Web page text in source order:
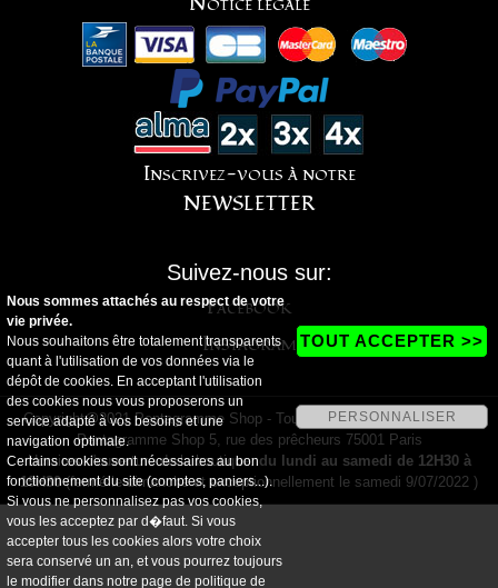
Inscrivez-vous à notre
NEWSLETTER
Suivez-nous sur:
Facebook
Instagram
Copyright@2021 Pentagramme Shop - Tous droits réservés - Magasin
Pentagramme Shop 5, rue des prêcheurs 75001 Paris
Horaires d'ouverture de la boutique:du lundi au samedi de 12H30 à
19H30(fermé le dimanche et exceptionnellement le samedi 9/07/2022 )
Nous sommes attachés au respect de votre
vie privée.
Nous souhaitons être totalement transparents
quant à l'utilisation de vos données via le
dépôt de cookies. En acceptant l'utilisation
des cookies nous vous proposerons un
service adapté à vos besoins et une
navigation optimale.
Certains cookies sont nécessaires au bon
fonctionnement du site (comptes, paniers...).
Si vous ne personnalisez pas vos cookies,
vous les acceptez par d�faut. Si vous
accepter tous les cookies alors votre choix
sera conservé un an, et vous pourrez toujours
le modifier dans notre page de politique de
TOUT ACCEPTER >>
PERSONNALISER